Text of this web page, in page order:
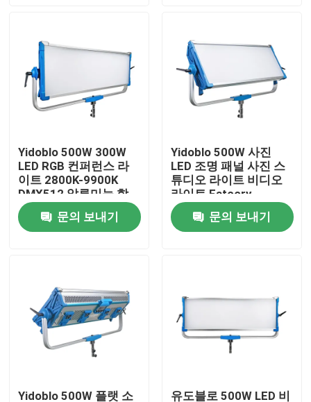
제품
비디오
공장 투어
품질 관리
뉴스
사건
LED 화면 스튜디오 조명
Yidoblo 500W 300W
LED RGB 컨퍼런스 라
이트 2800K-9900K
DMX512 알루미늄 합
금 회의용 디밍 가능한
패널 라이트문의 보내기
Yidoblo 500W 사진
LED 조명 패널 사진 스
튜디오 라이트 비디오
라이트 Fatcory
문의 보내기
Yidoblo 500W 플랫 소 유도블로 500W LED 비